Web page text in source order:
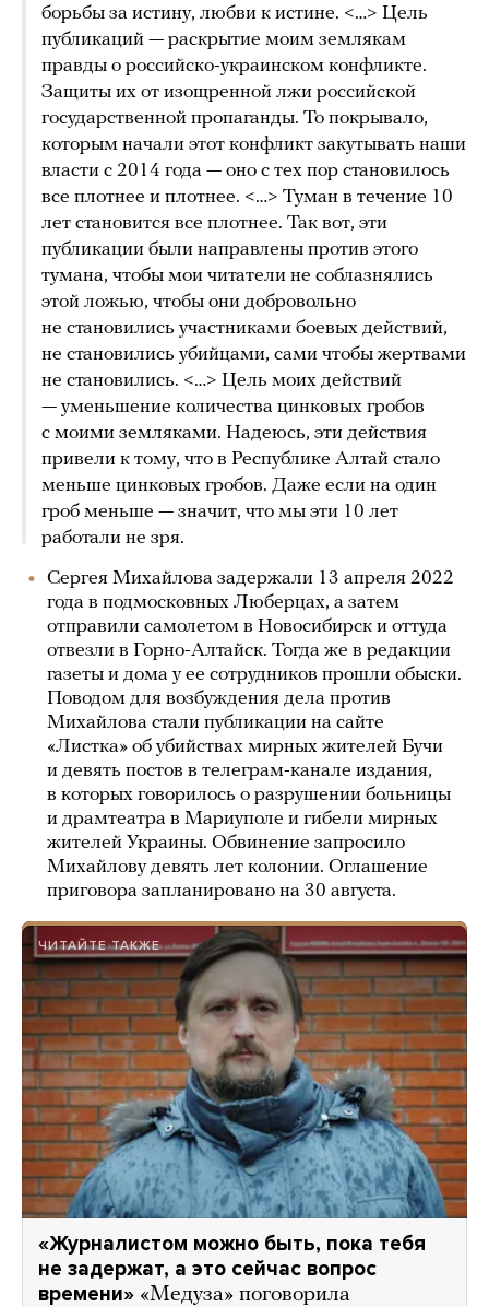
борьбы за истину, любви к истине. < … > Цель
публикаций — раскрытие моим землякам
правды о российско-украинском конфликте.
Защиты их от изощренной лжи российской
государственной пропаганды. То покрывало,
которым начали этот конфликт закутывать наши
власти с 2014 года — оно с тех пор становилось
все плотнее и плотнее. < … > Туман в течение 10
лет становится все плотнее. Так вот, эти
публикации были направлены против этого
тумана, чтобы мои читатели не соблазнялись
этой ложью, чтобы они добровольно
не становились участниками боевых действий,
не становились убийцами, сами чтобы жертвами
не становились. < … > Цель моих действий
— уменьшение количества цинковых гробов
с моими земляками. Надеюсь, эти действия
привели к тому, что в Республике Алтай стало
меньше цинковых гробов. Даже если на один
гроб меньше — значит, что мы эти 10 лет
работали не зря.
Сергея Михайлова задержали 13 апреля 2022
года в подмосковных Люберцах, а затем
отправили самолетом в Новосибирск и оттуда
отвезли в Горно-Алтайск. Тогда же в редакции
газеты и дома у ее сотрудников прошли обыски.
Поводом для возбуждения дела против
Михайлова стали публикации на сайте
«Листка» об убийствах мирных жителей Бучи
и девять постов в телеграм-канале издания,
в которых говорилось о разрушении больницы
и драмтеатра в Мариуполе и гибели мирных
жителей Украины. Обвинение запросило
Михайлову девять лет колонии. Оглашение
приговора запланировано на 30 августа.
ЧИТАЙТЕ ТАКЖЕ
«Журналистом можно быть, пока тебя
не задержат, а это сейчас вопрос
времени» «Медуза» поговорила